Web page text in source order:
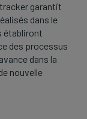
garantit
dans le
établiront
des processus
dans la
nouvelle